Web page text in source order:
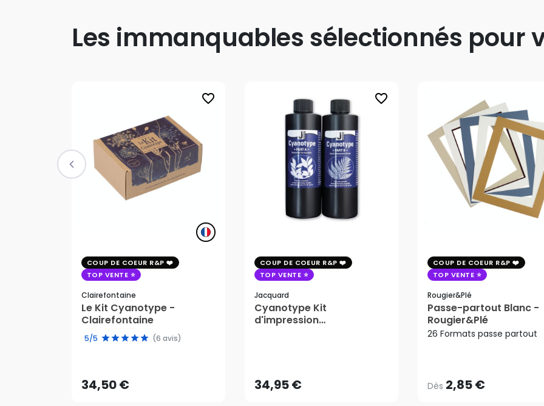
Les immanquables sélectionnés pour
favorite_border
COUP DE COEUR R&P
TOP VENTE
Clairefontaine
Le Kit Cyanotype -
Clairefontaine
5/5 (6 avis)
34,50 €AJOUTER AU PANIER
favorite_border
COUP DE COEUR R&P
TOP VENTE
Jacquard
Cyanotype Kit
d'impression
34,95 €AJOUTER AU PANIER
COUP DE COEUR R&P
TOP VENTE
Rougier&plé
Passe-partout Blanc -
Rougier&Plé
26 Formats passe partout
Dès 2,85 €
2,85 €